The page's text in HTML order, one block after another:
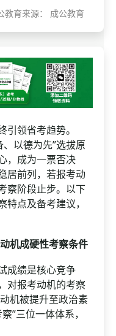
试
师编制
试
教育来源： 成公教育
领省考趋势。
以德为先”选拔原
，成为一票否决
居前列，若报考动
察阶段止步。以下
点及备考建议，
成硬性考察条件
绩是核心竞争
对报考动机的考察
机被提升至政治素
”三位一体体系，